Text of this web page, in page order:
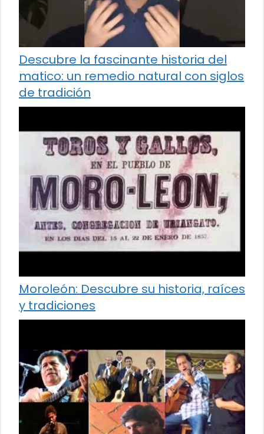
Descubre la fascinante historia del
matico: un remedio natural con siglos
de tradición
Moroleón: Descubre su historia, raíces
y tradiciones